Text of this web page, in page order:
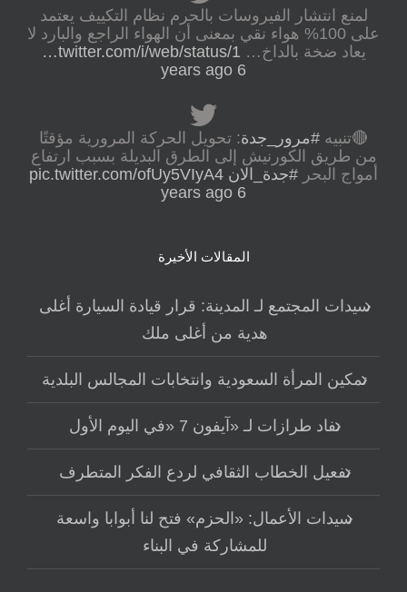
لمنع انتشار الفيروسات بالحرم نظام التكييف يعتمد
على 100% هواء نقي بمعنى أن الهواء الراجع والبارد لا
يعاد ضخة بالداخ… twitter.com/i/web/status/1…
6 years ago
🔴تنبيه #مرور_جدة: تحويل الحركة المرورية مؤقتًا
من طريق الكورنيش إلى الطرق البديلة بسبب ارتفاع
أمواج البحر #جدة_الان pic.twitter.com/ofUy5VIyA4
6 years ago
المقالات الأخيرة
سيدات المجتمع لـ المدينة: قرار قيادة السيارة أغلى
هدية من أغلى ملك
تمكين المرأة السعودية وانتخابات المجالس البلدية
نفاد طرازات لـ «آيفون 7 «في اليوم الأول
تفعيل الخطاب الثقافي لردع الفكر المتطرف
سيدات الأعمال: «الحزم» فتح لنا أبوابا واسعة
للمشاركة في البناء